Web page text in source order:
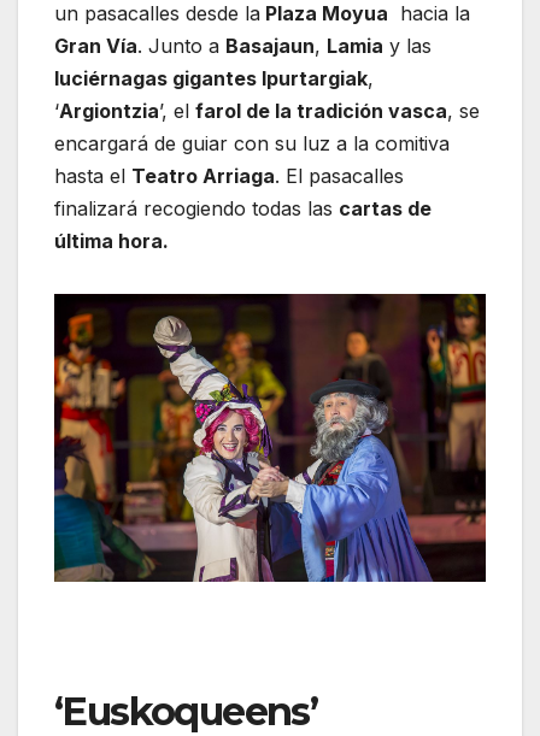
un pasacalles desde la Plaza Moyua hacia la
Gran Vía. Junto a Basajaun, Lamia y las
luciérnagas gigantes Ipurtargiak,
‘Argiontzia’, el farol de la tradición vasca, se
encargará de guiar con su luz a la comitiva
hasta el Teatro Arriaga. El pasacalles
finalizará recogiendo todas las cartas de
última hora.
‘Euskoqueens’